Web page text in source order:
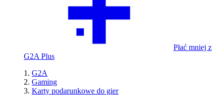
Płać mniej z
G2A Plus
G2A
Gaming
Karty podarunkowe do gier